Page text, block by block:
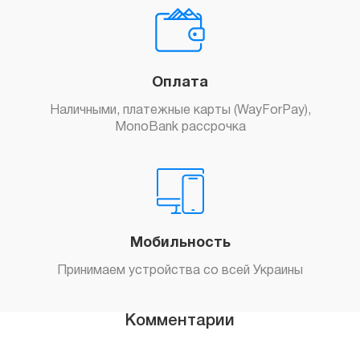
Оплата
Наличными, платежные карты (WayForPay),
MonoBank рассрочка
Мобильность
Принимаем устройства со всей Украины
Комментарии